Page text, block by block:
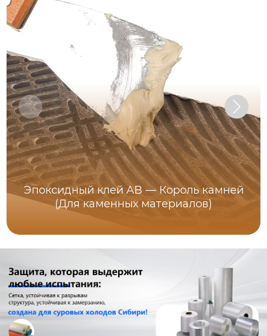
Эпоксидный клей AB — Король камней
(Для каменных материалов)